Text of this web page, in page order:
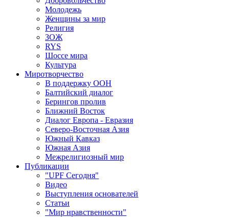
Молодежь
Женщины за мир
Религия
ЗОЖ
RYS
Шоссе мира
Культура
Миротворчество
В поддержку ООН
Балтийский диалог
Берингов пролив
Ближний Восток
Диалог Европа - Евразия
Северо-Восточная Азия
Южный Кавказ
Южная Азия
Межрелигиозный мир
Публикации
"UPF Сегодня"
Видео
Выступления основателей
Статьи
"Мир нравственности"